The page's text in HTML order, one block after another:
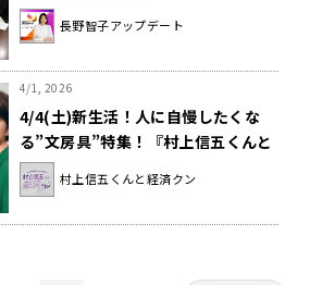
長野智子アップデート
4/1, 2026
4/4(土)新生活！人に自慢したくな
る”文房具”特集！『村上信五くんと
経済クン』
村上信五くんと経済クン